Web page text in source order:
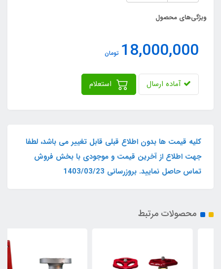
ویژگی‌های محصول
18,000,000 تومان
آماده ارسال استعلام
کلیه قیمت ها بدون اطلاع قبلی قابل تغییر می باشد، لطفا
جهت اطلاع از آخرین قیمت و موجودی با بخش فروش
تماس حاصل نمایید. بروزرسانی 1403/03/23
محصولات مرتبط